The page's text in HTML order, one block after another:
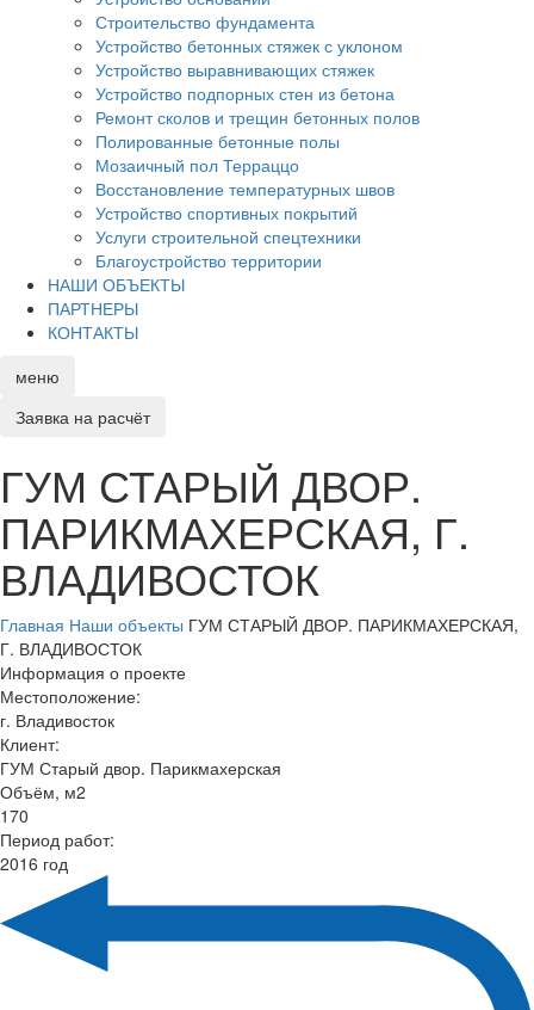
Строительство фундамента
Устройство бетонных стяжек с уклоном
Устройство выравнивающих стяжек
Устройство подпорных стен из бетона
Ремонт сколов и трещин бетонных полов
Полированные бетонные полы
Мозаичный пол Терраццо
Восстановление температурных швов
Устройство спортивных покрытий
Услуги строительной спецтехники
Благоустройство территории
НАШИ ОБЪЕКТЫ
ПАРТНЕРЫ
КОНТАКТЫ
меню
Заявка на расчёт
ГУМ СТАРЫЙ ДВОР.
ПАРИКМАХЕРСКАЯ, Г.
ВЛАДИВОСТОК
Главная Наши объекты ГУМ СТАРЫЙ ДВОР. ПАРИКМАХЕРСКАЯ,
Г. ВЛАДИВОСТОК
Информация о проекте
Местоположение:
г. Владивосток
Клиент:
ГУМ Старый двор. Парикмахерская
Объём, м2
170
Период работ:
2016 год